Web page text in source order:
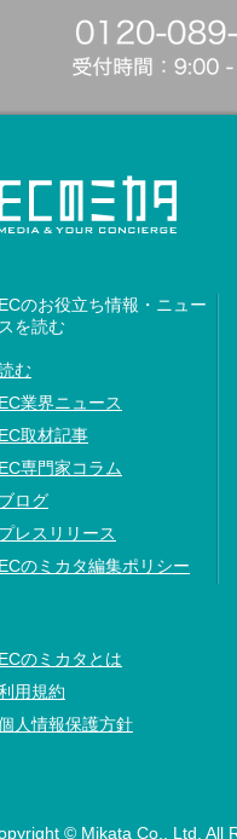
ECのお役立ち情報・ニュー
スを読む
む
EC業界ニュース
EC取材記事
EC専門家コラム
ブログ
プレスリリース
ECのミカタ編集ポリシー
ECのミカタとは
用規約
人情報保護方針
© Mikata Co., Ltd. All